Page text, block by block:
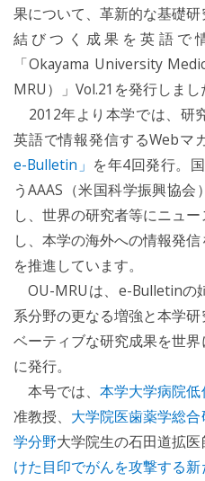
果について、革新的な基礎
結びつく成果を英語で
「Okayama University
MRU）」Vol.21を発行しまし
2012年より本学では、研
英語で情報発信するWebマ
e-Bulletin」 を年4回発行。
うAAAS（米国科学振興協
し、世界の研究者等にニュ
し、本学の海外への情報発
を推進しています。
OU-MRUは、e-Bulletinの
系分野の更なる増強と本学
ベーティブな研究成果を世
に発行。
本号では、本学大学病院
准教授、 大学院医歯薬学総
学分野大学院生の石田道拡医
けた目印でがんを攻撃する